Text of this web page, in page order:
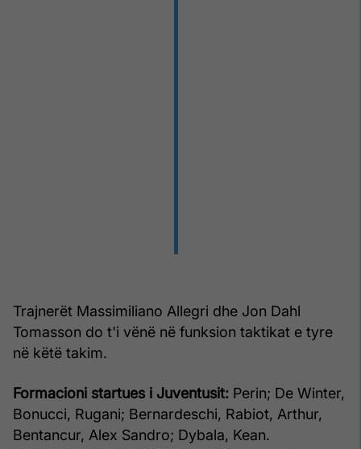
Trajnerët Massimiliano Allegri dhe Jon Dahl
Tomasson do t'i vënë në funksion taktikat e tyre
në këtë takim.
Formacioni startues i Juventusit: Perin; De Winter,
Bonucci, Rugani; Bernardeschi, Rabiot, Arthur,
Bentancur, Alex Sandro; Dybala, Kean.